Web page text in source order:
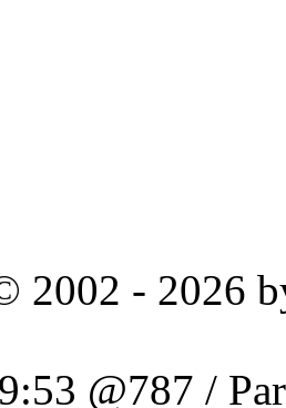
2002 - 2026
@787 /